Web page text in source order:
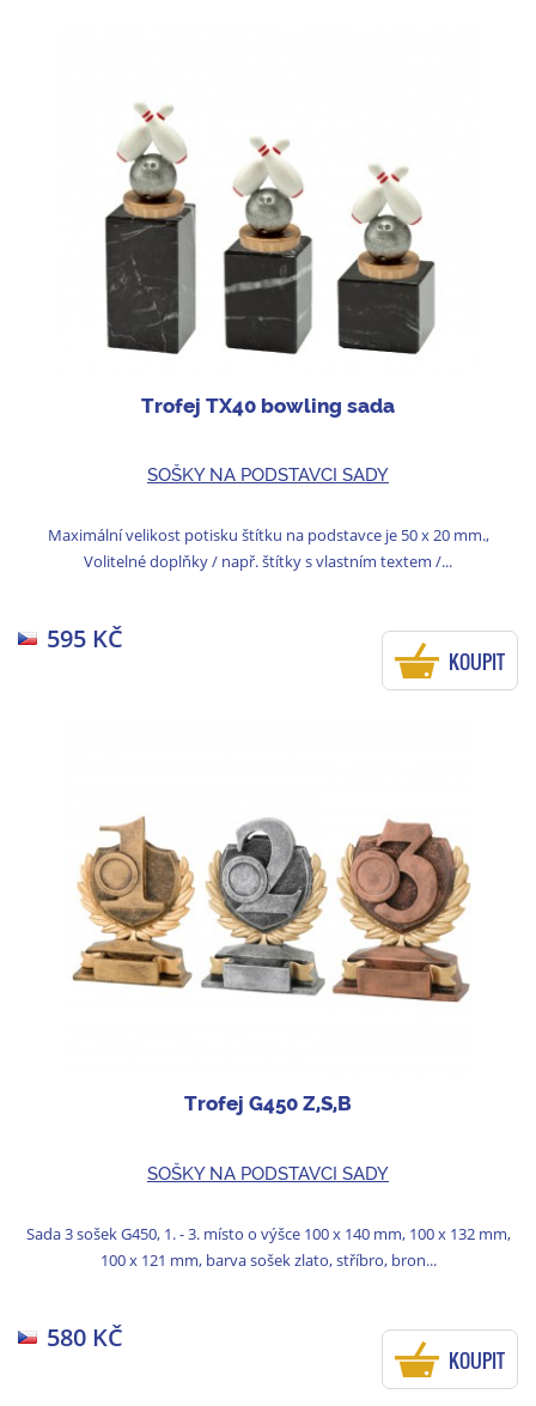
Trofej TX40 bowling sada
SOŠKY NA PODSTAVCI SADY
Maximální velikost potisku štítku na podstavce je 50 x 20 mm.,
Volitelné doplňky / např. štítky s vlastním textem /...
595 KČ
KOUPIT
Trofej G450 Z,S,B
SOŠKY NA PODSTAVCI SADY
Sada 3 sošek G450, 1. - 3. místo o výšce 100 x 140 mm, 100 x 132 mm,
100 x 121 mm, barva sošek zlato, stříbro, bron...
580 KČ
KOUPIT